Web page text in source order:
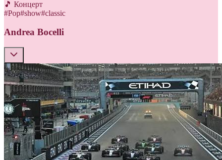
🎵 Концерт
#Pop#show#classic
Andrea Bocelli